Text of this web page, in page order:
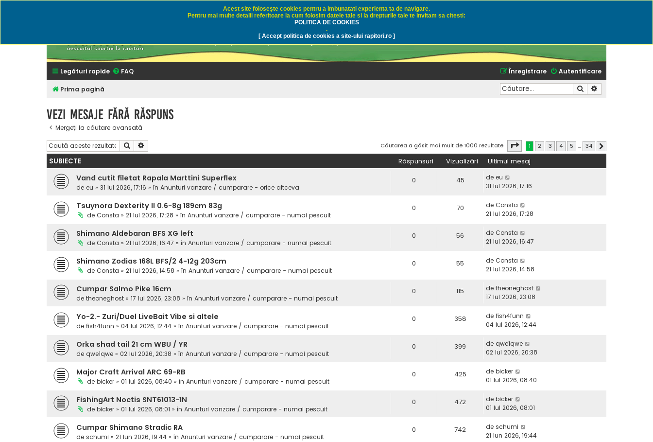
Rapitori.ro - Pescuit sportiv
Discutii despre pescuit sportiv la rapitori, pescuitul cu naluci sau momeli naturale
Legături rapide FAQ Autentificare
Înregistrare
Prima pagină Căutare
Vezi mesaje fără răspuns
Mergeți la căutare avansată
Căutare Căutarea a găsit mai mult de 1000 rezultate Pagina1 din 34
1 2 3 4 5 … 34
SUBIECTE Răspunsuri Vizualizări Ultimul mesaj
Vand cutit filetat Rapala Marttini Superflex
de eu » 31 Iul 2026, 17:16 » în Anunturi vanzare / cumparare - orice altceva
0 45 de eu
31 Iul 2026, 17:16
Tsuynora Dexterity II 0.6-8g 189cm 83g
de Consta » 21 Iul 2026, 17:28 » în Anunturi vanzare / cumparare - numai pescuit
0 70 de Consta
21 Iul 2026, 17:28
Shimano Aldebaran BFS XG left
de Consta » 21 Iul 2026, 16:47 » în Anunturi vanzare / cumparare - numai pescuit
0 56 de Consta
21 Iul 2026, 16:47
Shimano Zodias 168L BFS/2 4-12g 203cm
de Consta » 21 Iul 2026, 14:58 » în Anunturi vanzare / cumparare - numai pescuit
0 55 de Consta
21 Iul 2026, 14:58
Cumpar Salmo Pike 16cm
de theoneghost » 17 Iul 2026, 23:08 » în Anunturi vanzare / cumparare - numai pescuit
0 115 de theoneghost
17 Iul 2026, 23:08
Yo-2.- Zuri/Duel LiveBait Vibe si altele
de fish4funn » 04 Iul 2026, 12:44 » în Anunturi vanzare / cumparare - numai pescuit
0 358 de fish4funn
04 Iul 2026, 12:44
Orka shad tail 21 cm WBU / YR
de qwe1qwe » 02 Iul 2026, 20:38 » în Anunturi vanzare / cumparare - numai pescuit
0 399 de qwe1qwe
02 Iul 2026, 20:38
Major Craft Arrival ARC 69-RB
de bicker » 01 Iul 2026, 08:40 » în Anunturi vanzare / cumparare - numai pescuit
0 425 de bicker
01 Iul 2026, 08:40
FishingArt Noctis SNT61013-1N
de bicker » 01 Iul 2026, 08:01 » în Anunturi vanzare / cumparare - numai pescuit
0 472 de bicker
01 Iul 2026, 08:01
Cumpar Shimano Stradic RA
de schumi » 21 Iun 2026, 19:44 » în Anunturi vanzare / cumparare - numai pescuit
0 742 de schumi
21 Iun 2026, 19:44
Acest site foloseşte cookies pentru a imbunatati experienta ta de navigare.
Pentru mai multe detalii referitoare la cum folosim datele tale si la drepturile tale te invitam sa citesti:
POLITICA DE COOKIES
.
[ Accept politica de cookies a site-ului rapitori.ro ]